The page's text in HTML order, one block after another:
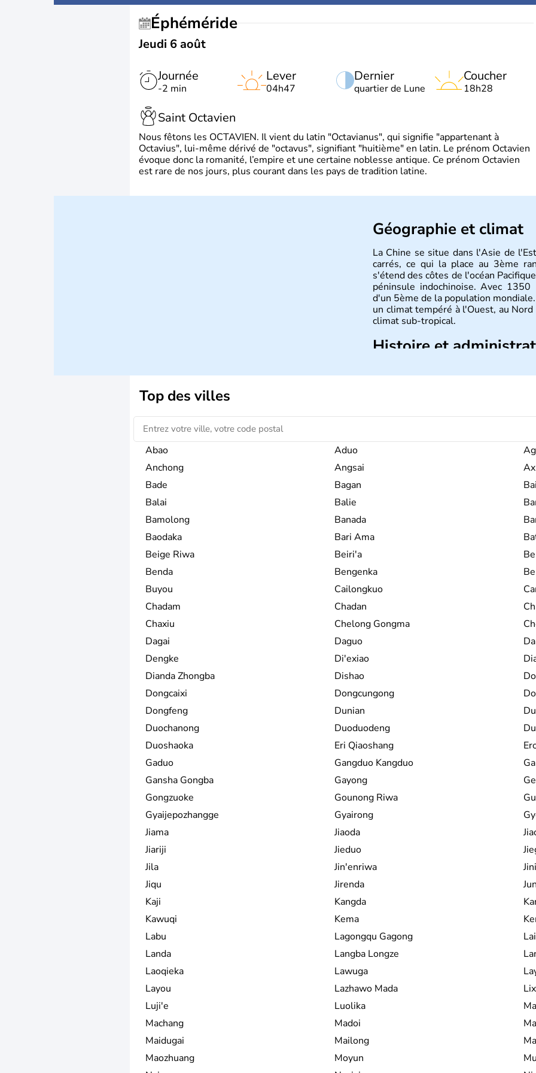
Éphéméride
Jeudi 6 août
Journée
-2 min
Dernier
quartier de Lune
Lever
04h47
Coucher
18h28
Saint Octavien
Nous fêtons les OCTAVIEN. Il vient du latin "Octavianus", qui signifie "appartenant à
Octavius", lui-même dérivé de "octavus", signifiant "huitième" en latin. Le prénom Octavien
évoque donc la romanité, l’empire et une certaine noblesse antique. Ce prénom Octavien
est rare de nos jours, plus courant dans les pays de tradition latine.
Géographie et climat
La Chine se situe dans l'Asie de
carrés, ce qui la place au 3ème
s'étend des côtes de l'océan
péninsule indochinoise. Avec
d'un 5ème de la population
un climat tempéré à l'Ouest, au
climat sub-tropical.
Histoire et
d'inventions avant-gardistes, la
Top des villes
Abao Aduo
Anchong
Angsai
Bade
Bagan
Balai
Balie
Bamolong
Banada
Baodaka
Bari Ama
Beige Riwa
Beiri'a
Benda
Bengenka
Buyou
Cailongkuo
Chadam
Chadan
Chaxiu
Chelong Gongma
Dagai
Daguo
Dengke
Di'exiao
Dianda Zhongba
Dishao
Dongcaixi
Dongcungong
Dongfeng
Dunian
Duochanong
Duoduodeng
Duoshaoka
Eri Qiaoshang
Gaduo
Gangduo Kangduo
Gansha Gongba
Gayong
Gongzuoke
Gounong Riwa
Gyaijepozhangge
Gyairong
Jiama
Jiaoda
Jiariji
Jieduo
Jila
Jin'enriwa
Jiqu
Jirenda
Kaji
Kangda
Kawuqi
Kema
Labu
Lagongqu Gagong
Landa
Langba Longze
Laoqieka
Lawuga
Layou
Lazhawo Mada
Luji'e
Luolika
Machang
Madoi
Maidugai
Mailong
Maozhuang
Moyun